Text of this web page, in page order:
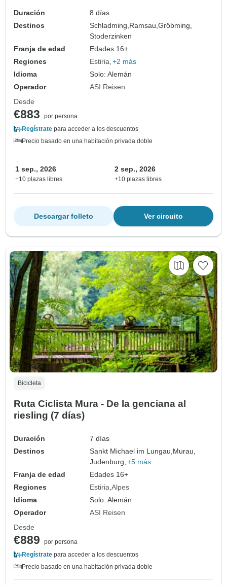
Duración
8 días
Destinos
Schladming, Ramsau,Gröbming,
Stoderzinken
Franja de edad
Edades 16+
Regiones
Estiria +2 más
Idioma
Solo: Alemán
Operador
ASI Reisen
Desde
€883
por persona
Regístrate para acceder a los descuentos
Precio basado en una habitación privada doble
1 sep., 2026
+10 plazas libres
2 sep., 2026
+10 plazas libres
Ver circuito
Descargar folleto
Bicicleta
Ruta Ciclista Mura - De la genciana al
riesling (7 días)
Duración
7 días
Destinos
Sankt Michael im Lungau, Murau,
Judenburg, +5 más
Franja de edad
Edades 16+
Regiones
Estiria Alpes
Idioma
Solo: Alemán
Operador
ASI Reisen
Desde
€889
por persona
Regístrate para acceder a los descuentos
Precio basado en una habitación privada doble